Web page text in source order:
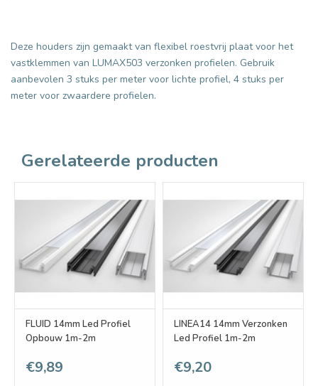
Deze houders zijn gemaakt van flexibel roestvrij plaat voor het
vastklemmen van LUMAX503 verzonken profielen. Gebruik
aanbevolen 3 stuks per meter voor lichte profiel, 4 stuks per
meter voor zwaardere profielen.
Gerelateerde producten
FLUID 14mm Led Profiel
Opbouw 1m-2m
€9,89
LINEA14 14mm Verzonken
Led Profiel 1m-2m
€9,20